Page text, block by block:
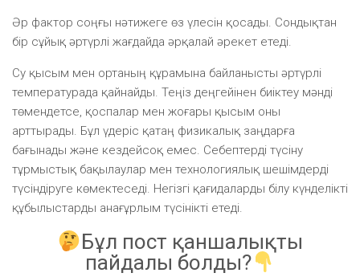
Әр фактор соңғы нәтижеге өз үлесін қосады. Сондықтан
бір сұйық әртүрлі жағдайда әрқалай әрекет етеді.
Су қысым мен ортаның құрамына байланысты әртүрлі
температурада қайнайды. Теңіз деңгейінен биіктеу мәнді
төмендетсе, қоспалар мен жоғары қысым оны
арттырады. Бұл үдеріс қатаң физикалық заңдарға
бағынады және кездейсоқ емес. Себептерді түсіну
тұрмыстық бақылаулар мен технологиялық шешімдерді
түсіндіруге көмектеседі. Негізгі қағидаларды білу күнделікті
құбылыстарды анағұрлым түсінікті етеді.
Бұл пост қаншалықты
пайдалы болды?